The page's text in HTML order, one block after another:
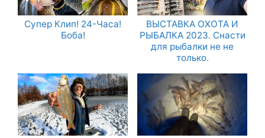
Супер Клип! 24-Часа!
Боба!
ВЫСТАВКА ОХОТА И
РЫБАЛКА 2023. Снасти
для рыбалки не не
только.